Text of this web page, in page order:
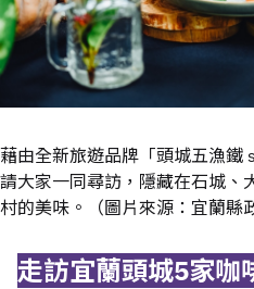
藉由全新旅遊品牌「頭城五漁鐵
請大家一同尋訪，隱藏在石城、
村的美味。（圖片來源：宜蘭縣
走訪宜蘭頭城5家咖